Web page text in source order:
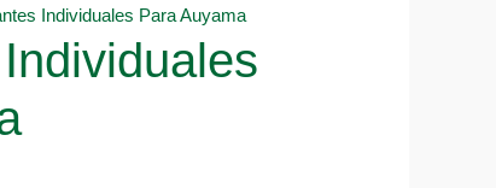
Individuales Para Auyama